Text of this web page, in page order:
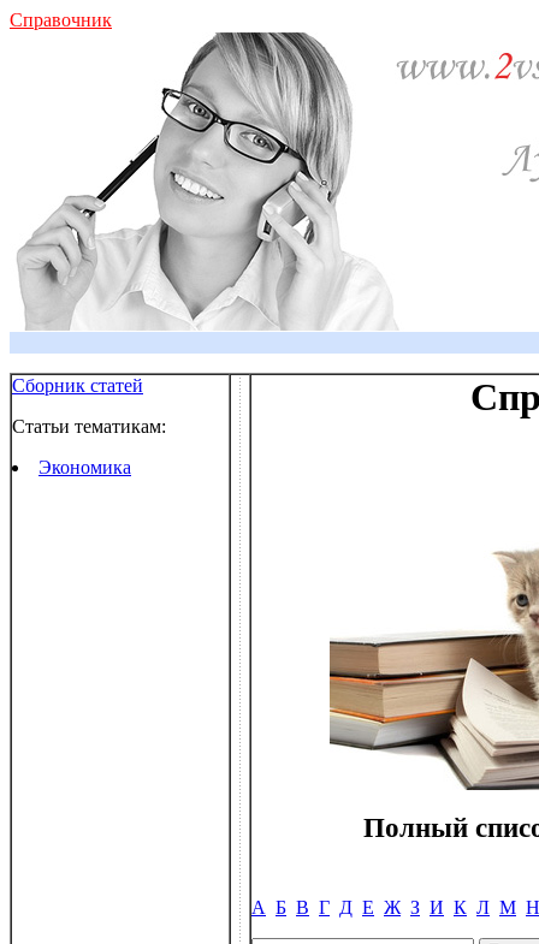
Справочник
Сборник статей
Статьи тематикам:
Экономика
Полный
А Б В Г Д Е Ж З И К Л М Н